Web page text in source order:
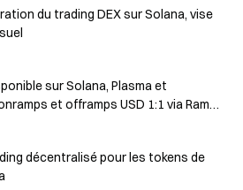
du trading DEX sur Solana, vise
sur Solana, Plasma et
et offramps USD 1:1 via Ramp
décentralisé pour les tokens de